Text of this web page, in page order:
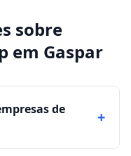
sobre
em Gaspar
de
+